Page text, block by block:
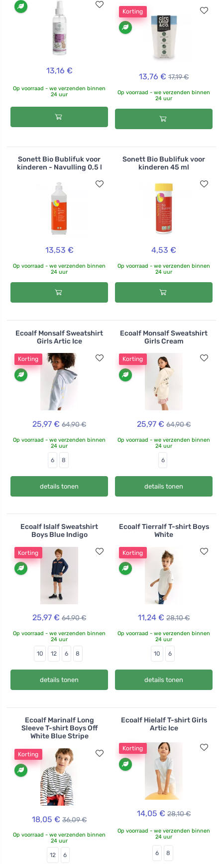
13,16 €
Op voorraad - we verzenden binnen
24 uur
Korting
13,76 € 17,19 €
Op voorraad - we verzenden binnen
24 uur
Sonett Bio Bublifuk voor
kinderen - Navulling 0,5 l
13,53 €
Op voorraad - we verzenden binnen
24 uur
Sonett Bio Bublifuk voor
kinderen 45 ml
4,53 €
Op voorraad - we verzenden binnen
24 uur
Ecoalf Monsalf Sweatshirt
Girls Artic Ice
Korting
25,97 € 64,90 €
Op voorraad - we verzenden binnen
24 uur
6 8
details tonen
Ecoalf Monsalf Sweatshirt
Girls Cream
Korting
25,97 € 64,90 €
Op voorraad - we verzenden binnen
24 uur
6
details tonen
Ecoalf Islalf Sweatshirt
Boys Blue Indigo
Korting
25,97 € 64,90 €
Op voorraad - we verzenden binnen
24 uur
10 12 6 8
details tonen
Ecoalf Tierralf T-shirt Boys
White
Korting
11,24 € 28,10 €
Op voorraad - we verzenden binnen
24 uur
10 6
details tonen
Ecoalf Marinalf Long
Sleeve T-shirt Boys Off
White Blue Stripe
Korting
18,05 € 36,09 €
Op voorraad - we verzenden binnen
24 uur
12 6
Ecoalf Hielalf T-shirt Girls
Artic Ice
Korting
14,05 € 28,10 €
Op voorraad - we verzenden binnen
24 uur
6 8